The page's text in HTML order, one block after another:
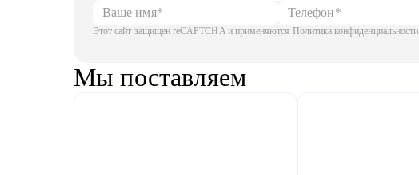
Этот сайт защищен reCAPTCHA и применяются Политика
Мы поставляем